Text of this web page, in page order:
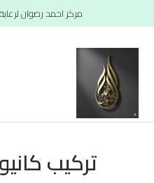
مركز احمد رضوان
تركيب